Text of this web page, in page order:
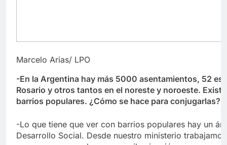
Marcelo Arias/ LPO
-En la Argentina hay más 5000 asentamientos, 52
Rosario y otros tantos en el noreste y noroeste.
barrios populares. ¿Cómo se hace para conjugarlas?
-Lo que tiene que ver con barrios populares hay un
Desarrollo Social. Desde nuestro ministerio